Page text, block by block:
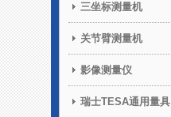
三坐标测量机
关节臂测量机
影像测量仪
瑞士TESA通用量具